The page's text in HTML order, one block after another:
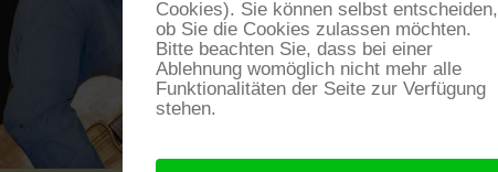
Cookies). Sie können selbst entscheiden,
ob Sie die Cookies zulassen möchten.
Bitte beachten Sie, dass bei einer
Ablehnung womöglich nicht mehr alle
Funktionalitäten der Seite zur Verfügung
stehen.